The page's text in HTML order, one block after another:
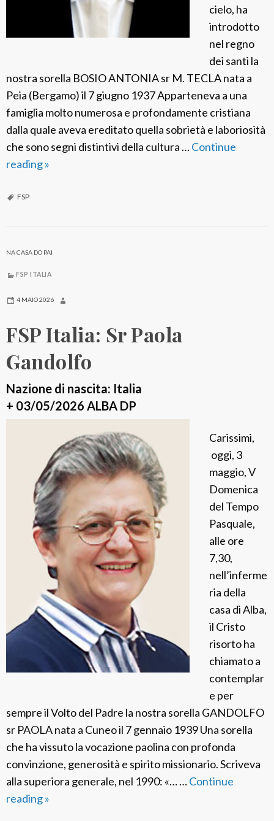
cielo, ha
introdotto
nel regno
dei santi la
nostra sorella BOSIO ANTONIA sr M. TECLA nata a
Peia (Bergamo) il 7 giugno 1937 Apparteneva a una
famiglia molto numerosa e profondamente cristiana
dalla quale aveva ereditato quella sobrietà e laboriosità
che sono segni distintivi della cultura …Continue
readingF
a
a
M
.
T
e
a
B
o
s
i
o
»
FSP
NA CASA DO PAI
FSP ITALIA
4 MAIO 2026
FSP Italia: Sr Paola
Gandolfo
Nazione di nascita: Italia
+ 03/05/2026 ALBA DP
Carissimi,
oggi, 3
maggio, V
Domenica
del Tempo
Pasquale,
alle ore
7,30,
nell’inferme
ria della
casa di Alba,
il Cristo
risorto ha
chiamato a
contemplar
e per
sempre il Volto del Padre la nostra sorella GANDOLFO
sr PAOLA nata a Cuneo il 7 gennaio 1939 Una sorella
che ha vissuto la vocazione paolina con profonda
convinzione, generosità e spirito missionario. Scriveva
alla superiora generale, nel 1990: «… …Continue
readingF
»